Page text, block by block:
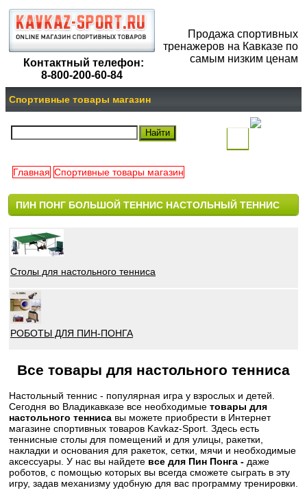
Контактный телефон:
8-800-200-60-84
Продажа спортивных
тренажеров на Кавказе по
самым низким ценам
Спортивные товары магазин
корзина
Главная Спортивные товары магазин
ПИН ПОНГ БОЛЬШОЙ ТЕННИС НАСТОЛЬНЫЙ ТЕННИС
Столы для настольного тенниса
РОБОТЫ ДЛЯ ПИН-ПОНГА
Все товары для настольного тенниса
Настольный теннис - популярная игра у взрослых и детей.
Сегодня во Владикавказе все необходимые товары для
настольного тенниса вы можете приобрести в Интернет
магазине спортивных товаров Kavkaz-Sport. Здесь есть
теннисные столы для помещений и для улицы, ракетки,
накладки и основания для ракеток, сетки, мячи и необходимые
аксессуары. У нас вы найдете все для Пин Понга - даже
роботов, с помощью которых вы всегда сможете сыграть в эту
игру, задав механизму удобную для вас программу тренировки.